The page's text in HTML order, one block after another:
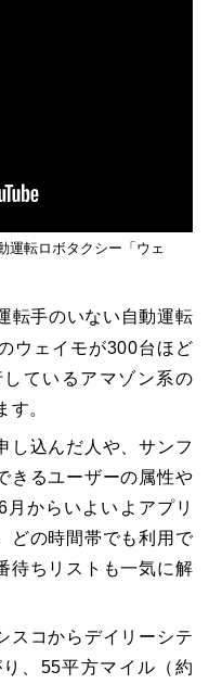
運転ロボタクシー「ウェ
転手のいない自動運転
ウェイモが300台ほど
ているアマゾン系の
。
し込んだ人や、サンフ
きるユーザーの属性や
からいよいよアプリ
どの時間帯でも利用で
待ちリストも一気に解
スコからデイリーシテ
、55平方マイル（約